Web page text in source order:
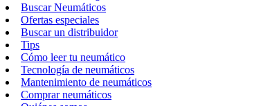
Buscar Neumáticos
Ofertas especiales
Buscar un distribuidor
Tips
Cómo leer tu neumático
Tecnología de neumáticos
Mantenimiento de neumáticos
Comprar neumáticos